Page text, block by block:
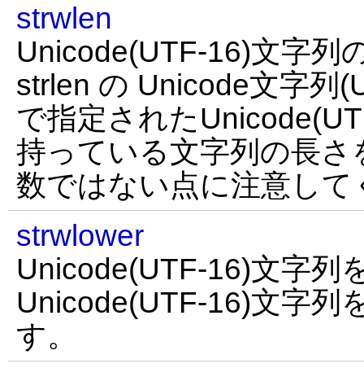
strwlen
Unicode(UTF-16)文字列
strlen の Unicode文字列
で指定された
持っている文字列の長
数ではない点に注意して
strwlower
Unicode(UTF-16)文字列
Unicode(UTF-16)文字列
す。